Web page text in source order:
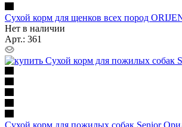
Сухой корм для щенков всех пород
Нет в наличии
Арт.: 361